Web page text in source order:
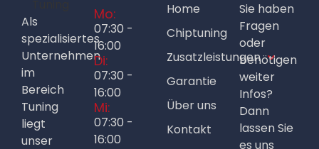
Als
spezialisiertes
Unternehmen
im
Bereich
Tuning
liegt
unser
Mo:
07:30 -
16:00
Di:
07:30 -
16:00
Mi:
07:30 -
16:00
Home
Chiptuning
Zusatzleistungen
Garantie
Über uns
Kontakt
Sie haben
Fragen
oder
benötigen
weiter
Infos?
Dann
lassen Sie
es uns